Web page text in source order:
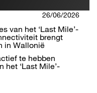
26/06/2026
van het ‘Last Mile’-
brengt
in Wallonië
te hebben
het ‘Last Mile’-